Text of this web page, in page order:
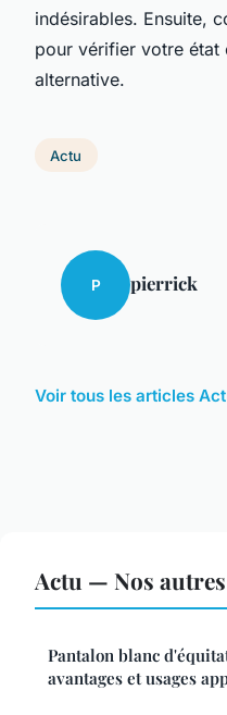
indésirables. Ensuite,
pour vérifier votre état
alternative.
Actu
P pierrick
Voir tous les articles
Actu — Nos
Pantalon blanc
avantages et usages